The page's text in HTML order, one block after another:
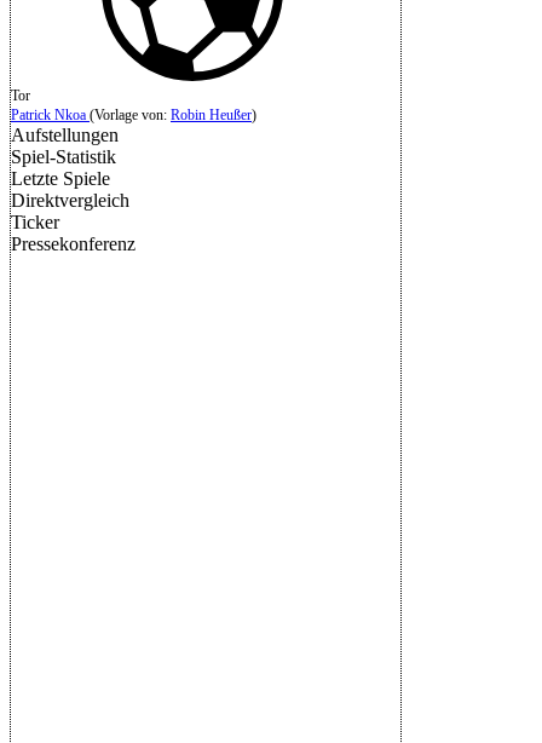
Tor
Patrick Nkoa (Vorlage von: Robin Heußer)
Aufstellungen
Spiel-Statistik
Letzte Spiele
Direktvergleich
Ticker
Pressekonferenz